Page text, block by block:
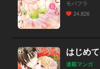
モバフラ
24,826
はじめ
連載マンガ